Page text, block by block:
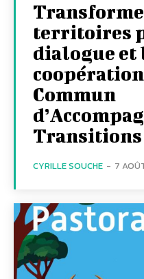
territoires
dialogue et
coopération
Commun
Transitions
CYRILLE SOUCHE - 7